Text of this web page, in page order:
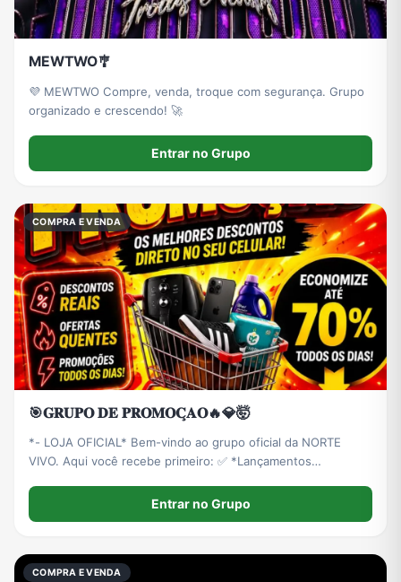
MEWTWO🎐
💜 MEWTWO Compre, venda, troque com segurança. Grupo
organizado e crescendo! 🚀
Entrar no Grupo
COMPRA E VENDA
🎯𝐆𝐑𝐔𝐏𝐎 𝐃𝐄 𝐏𝐑𝐎𝐌𝐎𝐂̧𝐀𝐎🔥💎🤯
*- LOJA OFICIAL* Bem-vindo ao grupo oficial da NORTE
VIVO. Aqui você recebe primeiro: ✅ *Lançamentos
LIMITADO* - Edições que não voltam.
Entrar no Grupo
COMPRA E VENDA